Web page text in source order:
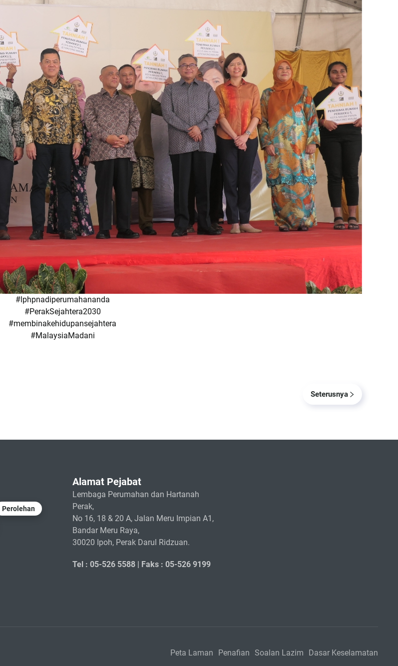
#lphpnadiperumahananda
#PerakSejahtera2030
#membinakehidupansejahtera
#MalaysiaMadani
Seterusnya
Perolehan
Alamat Pejabat
Lembaga Perumahan dan Hartanah
Perak,
No 16, 18 & 20 A, Jalan Meru Impian A1,
Bandar Meru Raya,
30020 Ipoh, Perak Darul Ridzuan.
Tel : 05-526 5588 | Faks : 05-526 9199
Peta Laman Penafian Soalan Lazim Dasar Keselamatan